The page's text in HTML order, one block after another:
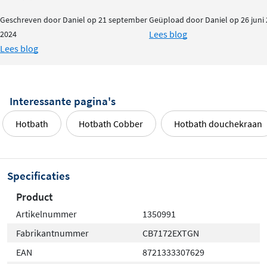
Geschreven door Daniel op 21 september
2024
Lees blog
Geüpload door Daniel op 26 juni
Lees blog
Interessante pagina's
Hotbath Hotbath Cobber Hotbath douchekraan
Specificaties
Product
Artikelnummer
1350991
Fabrikantnummer
CB7172EXTGN
EAN
8721333307629